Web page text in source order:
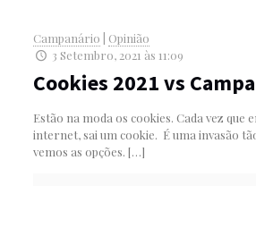
Campanário
Opinião
3 Setembro, 2021 às 11:09
Cookies 2021 vs
Estão na moda os cookies. Cada vez que
internet, sai um cookie. É uma invasão
vemos as opções. […]